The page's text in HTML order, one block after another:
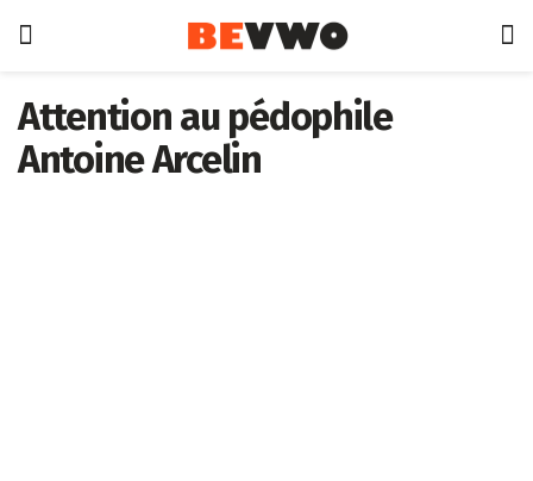
Attention au pédophile
Antoine Arcelin